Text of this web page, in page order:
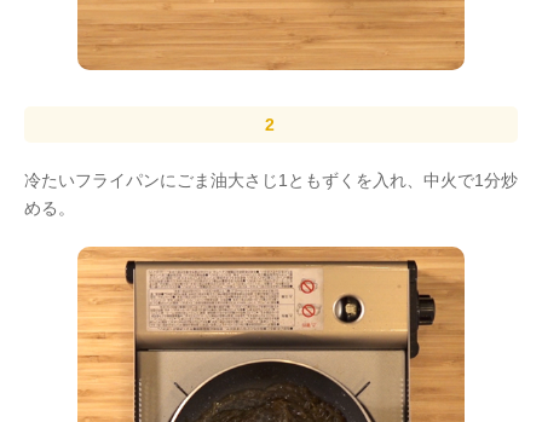
冷たいフライパンにごま油大さじ1ともずくを入れ、中火で1分炒
める。